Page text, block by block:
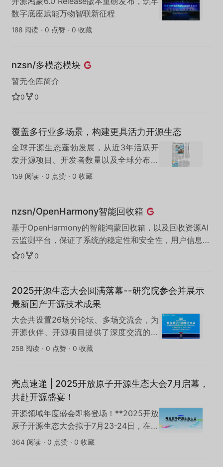
数字底座赋能万物智联新征程
188 阅读 · 0 点赞 · 0 收藏
nzsn/多模态模块
暂无仓库简介
0 0
覆盖多行业多场景，构建更具活力开源生态
全球开源生态蓬勃发展，从近3年活跃开
发开源项目、开发者数量以及全球分布来
看，中国、美国、印度、欧盟成为全球开
赶。
159 阅读 · 0 点赞 · 0 收藏
nzsn/OpenHarmony智能回收箱
基于OpenHarmony的智能鸿蒙回收箱，以及回收资源AI
云监测平台，保证了系统的稳定性和安全性，用户信息得
到严格保护， AI 智能回收箱应运而生，整体提高回收效
产、投放运营，让更多人了解并参与到环保行动中来，共
同助力“无废城市”建设。
0 0
2025开源生态大会圆满落幕--研究院参会并展示
最新国产开源技术成果
大会共设置26场分论坛、多场交流会，为
开源伙伴、开源项目提供了深度交流的契
机，为开源研究院搭建了成果展示与合作
注入新活力。
258 阅读 · 0 点赞 · 0 收藏
亮点速递 | 2025开放原子开源生态大会7月启幕，
共赴开源盛宴！
开源领域年度盛会即将登场！**2025开放
原子开源生态大会拟于7月23-24日，在北
京国家会议中心二期盛大召开！
364 阅读 · 0 点赞 · 0 收藏